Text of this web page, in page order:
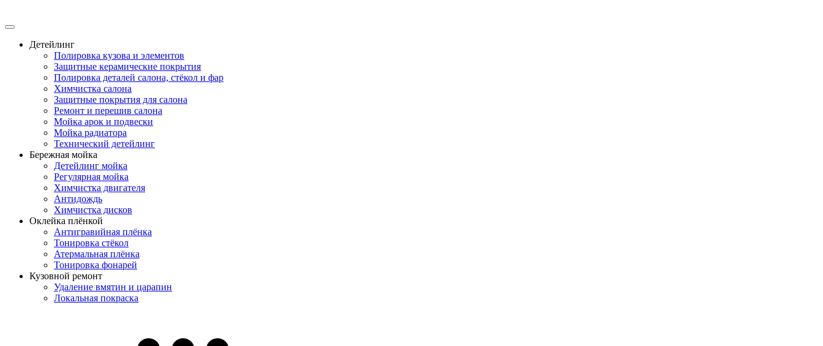
Детейлинг
Полировка кузова и элементов
Защитные керамические покрытия
Полировка деталей салона, стёкол и фар
Химчистка салона
Защитные покрытия для салона
Ремонт и перешив салона
Мойка арок и подвески
Мойка радиатора
Технический детейлинг
Бережная мойка
Детейлинг мойка
Регулярная мойка
Химчистка двигателя
Антидождь
Химчистка дисков
Оклейка плёнкой
Антигравийная плёнка
Тонировка стёкол
Атермальная плёнка
Тонировка фонарей
Кузовной ремонт
Удаление вмятин и царапин
Локальная покраска